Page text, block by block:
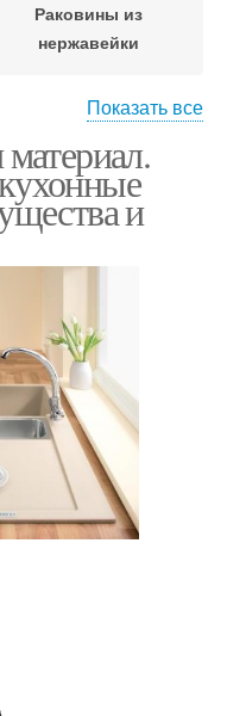
Раковины из
нержавейки
Мойка для кухни
Показать все
и